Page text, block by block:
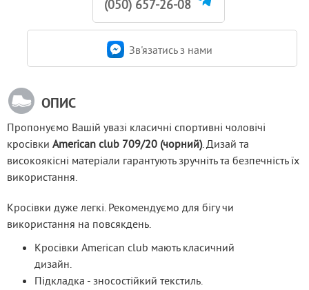
(050) 657-26-08
Зв'язатись з нами
ОПИС
Пропонуємо Вашій увазі класичні спортивні чоловічі
кросівки American club 709/20 (чорний). Дизай та
високоякісні матеріали гарантують зручніть та безпечність їх
використання.
Кросівки дуже легкі. Рекомендуємо для бігу чи
використання на повсякдень.
Кросівки American club мають класичний
дизайн.
Підкладка - зносостійкий текстиль.